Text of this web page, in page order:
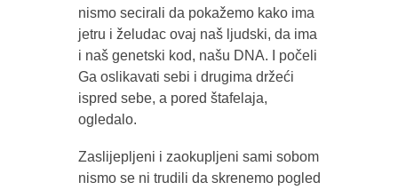
nismo secirali da pokažemo kako ima
jetru i želudac ovaj naš ljudski, da ima
i naš genetski kod, našu DNA. I počeli
Ga oslikavati sebi i drugima držeći
ispred sebe, a pored štafelaja,
ogledalo.
Zaslijepljeni i zaokupljeni sami sobom
nismo se ni trudili da skrenemo pogled